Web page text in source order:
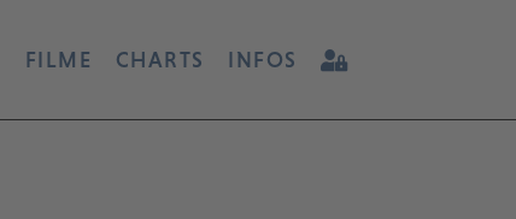
FILME CHARTS INFOS